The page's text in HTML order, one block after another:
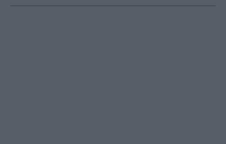
οπλισμένα F-16, εμπλοκή, UAV και ATR-72!